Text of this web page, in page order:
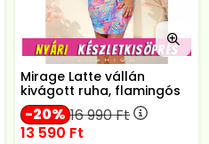
Mirage Latte vállán
kivágott ruha, flamingós
20 16 990Ft
13 590 Ft